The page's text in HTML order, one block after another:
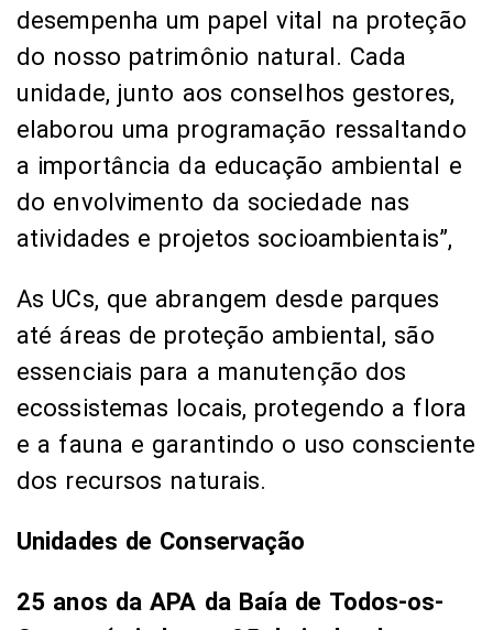
desempenha um papel vital na proteção
do nosso patrimônio natural. Cada
unidade, junto aos conselhos gestores,
elaborou uma programação ressaltando
a importância da educação ambiental e
do envolvimento da sociedade nas
atividades e projetos socioambientais”,
As UCs, que abrangem desde parques
até áreas de proteção ambiental, são
essenciais para a manutenção dos
ecossistemas locais, protegendo a flora
e a fauna e garantindo o uso consciente
dos recursos naturais.
Unidades de Conservação
25 anos da APA da Baía de Todos-os-